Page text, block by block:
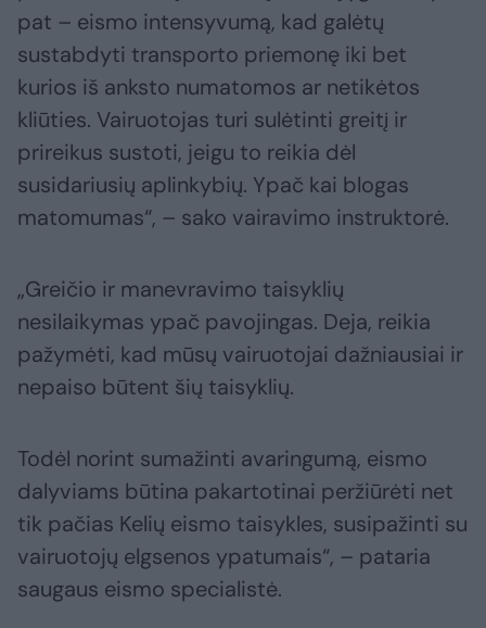
pat – eismo intensyvumą, kad galėtų
sustabdyti transporto priemonę iki bet
kurios iš anksto numatomos ar netikėtos
kliūties. Vairuotojas turi sulėtinti greitį ir
prireikus sustoti, jeigu to reikia dėl
susidariusių aplinkybių. Ypač kai blogas
matomumas“, – sako vairavimo instruktorė.
„Greičio ir manevravimo taisyklių
nesilaikymas ypač pavojingas. Deja, reikia
pažymėti, kad mūsų vairuotojai dažniausiai ir
nepaiso būtent šių taisyklių.
Todėl norint sumažinti avaringumą, eismo
dalyviams būtina pakartotinai peržiūrėti net
tik pačias Kelių eismo taisykles, susipažinti su
vairuotojų elgsenos ypatumais“, – pataria
saugaus eismo specialistė.